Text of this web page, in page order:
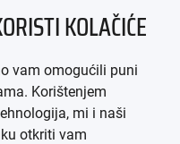
KOLAČIĆE
vam omogućili puni
Korištenjem
mi i naši
otkriti vam